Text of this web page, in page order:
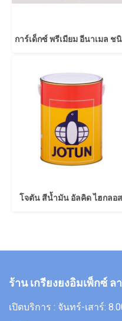
โจตัน สีน้ำมัน อัลคิด ไฮกลอส
ร้าน เกรียงยงอิมเพ็กซ์ ล
เปิดบริการ : จันทร์-เสาร์: